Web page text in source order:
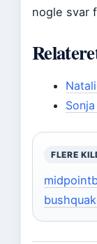
nogle svar
FLERE